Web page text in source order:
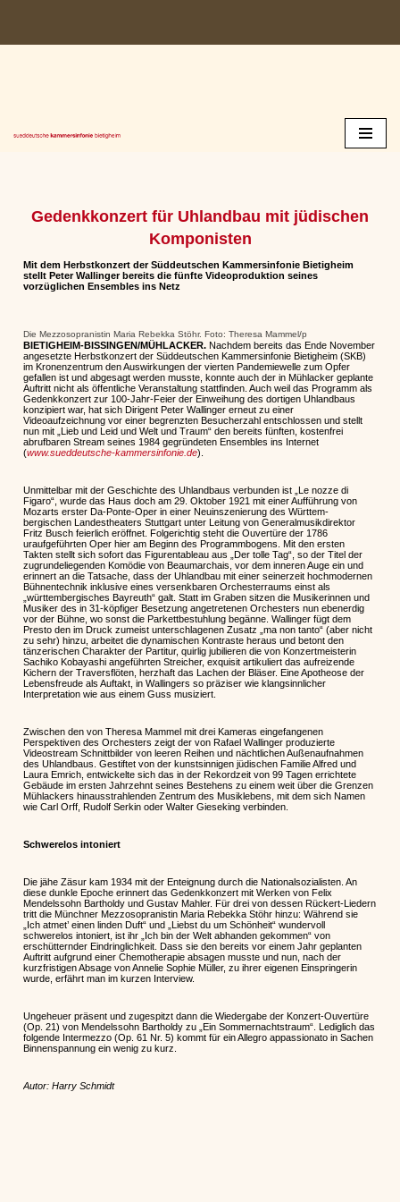
Zum
Gedenkkonzert für Uhlandbau mit jüdischen
Komponisten
Mit dem Herbstkonzert der Süddeutschen Kammersinfonie Bietigheim
stellt Peter Wallinger bereits die fünfte Videoproduktion seines
vorzüglichen Ensembles ins Netz
Die Mezzosopranistin Maria Rebekka Stöhr. Foto: Theresa Mammel/p
BIETIGHEIM-BISSINGEN/MÜHLACKER. Nachdem bereits das Ende November
angesetzte Herbstkonzert der Süddeutschen Kammersinfonie Bietigheim (SKB)
im Kronenzentrum den Auswirkungen der vierten Pandemiewelle zum Opfer
gefallen ist und abgesagt werden musste, konnte auch der in Mühlacker geplante
Auftritt nicht als öffentliche Veranstaltung stattfinden. Auch weil das Programm als
Gedenkkonzert zur 100-Jahr-Feier der Einweihung des dortigen Uhlandbaus
konzipiert war, hat sich Dirigent Peter Wallinger erneut zu einer
Videoaufzeichnung vor einer begrenzten Besucherzahl entschlossen und stellt
nun mit „Lieb und Leid und Welt und Traum“ den bereits fünften, kostenfrei
abrufbaren Stream seines 1984 gegründeten Ensembles ins Internet
(www.sueddeutsche-kammersinfonie.de).
Unmittelbar mit der Geschichte des Uhlandbaus verbunden ist „Le nozze di
Figaro“, wurde das Haus doch am 29. Oktober 1921 mit einer Aufführung von
Mozarts erster Da-Ponte-Oper in einer Neuinszenierung des Württem-
bergischen Landestheaters Stuttgart unter Leitung von Generalmusikdirektor
Fritz Busch feierlich eröffnet. Folgerichtig steht die Ouvertüre der 1786
uraufgeführten Oper hier am Beginn des Programmbogens. Mit den ersten
Takten stellt sich sofort das Figurentableau aus „Der tolle Tag“, so der Titel der
zugrundeliegenden Komödie von Beaumarchais, vor dem inneren Auge ein und
erinnert an die Tatsache, dass der Uhlandbau mit einer seinerzeit hochmodernen
Bühnentechnik inklusive eines versenkbaren Orchesterraums einst als
„württembergisches Bayreuth“ galt. Statt im Graben sitzen die Musikerinnen und
Musiker des in 31-köpfiger Besetzung angetretenen Orchesters nun ebenerdig
vor der Bühne, wo sonst die Parkettbestuhlung begänne. Wallinger fügt dem
Presto den im Druck zumeist unterschlagenen Zusatz „ma non tanto“ (aber nicht
zu sehr) hinzu, arbeitet die dynamischen Kontraste heraus und betont den
tänzerischen Charakter der Partitur, quirlig jubilieren die von Konzertmeisterin
Sachiko Kobayashi angeführten Streicher, exquisit artikuliert das aufreizende
Kichern der Traversflöten, herzhaft das Lachen der Bläser. Eine Apotheose der
Lebensfreude als Auftakt, in Wallingers so präziser wie klangsinnlicher
Interpretation wie aus einem Guss musiziert.
Zwischen den von Theresa Mammel mit drei Kameras eingefangenen
Perspektiven des Orchesters zeigt der von Rafael Wallinger produzierte
Videostream Schnittbilder von leeren Reihen und nächtlichen Außenaufnahmen
des Uhlandbaus. Gestiftet von der kunstsinnigen jüdischen Familie Alfred und
Laura Emrich, entwickelte sich das in der Rekordzeit von 99 Tagen errichtete
Gebäude im ersten Jahrzehnt seines Bestehens zu einem weit über die Grenzen
Mühlackers hinausstrahlenden Zentrum des Musiklebens, mit dem sich Namen
wie Carl Orff, Rudolf Serkin oder Walter Gieseking verbinden.
Schwerelos intoniert
Die jähe Zäsur kam 1934 mit der Enteignung durch die Nationalsozialisten. An
diese dunkle Epoche erinnert das Gedenkkonzert mit Werken von Felix
Mendelssohn Bartholdy und Gustav Mahler. Für drei von dessen Rückert-Liedern
tritt die Münchner Mezzosopranistin Maria Rebekka Stöhr hinzu: Während sie
„Ich atmet’ einen linden Duft“ und „Liebst du um Schönheit“ wundervoll
schwerelos intoniert, ist ihr „Ich bin der Welt abhanden gekommen“ von
erschütternder Eindringlichkeit. Dass sie den bereits vor einem Jahr geplanten
Auftritt aufgrund einer Chemotherapie absagen musste und nun, nach der
kurzfristigen Absage von Annelie Sophie Müller, zu ihrer eigenen Einspringerin
wurde, erfährt man im kurzen Interview.
Ungeheuer präsent und zugespitzt dann die Wiedergabe der Konzert-Ouvertüre
(Op. 21) von Mendelssohn Bartholdy zu „Ein Sommernachtstraum“. Lediglich das
folgende Intermezzo (Op. 61 Nr. 5) kommt für ein Allegro appassionato in Sachen
Binnenspannung ein wenig zu kurz.
Autor: Harry Schmidt